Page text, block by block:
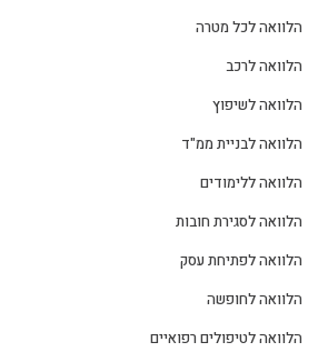
הלוואה לכל מטרה
הלוואה לרכב
הלוואה לשיפוץ
הלוואה לבניית ממ"ד
הלוואה ללימודים
הלוואה לסגירת חובות
הלוואה לפתיחת עסק
הלוואה לחופשה
הלוואה לטיפולים רפואיים